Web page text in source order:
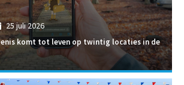
25 juli 2026
komt tot leven op twintig locaties in de